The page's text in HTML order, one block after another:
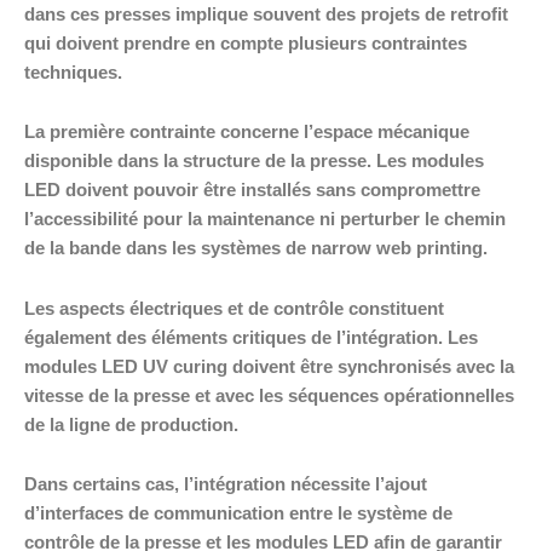
dans ces presses implique souvent des projets de retrofit
qui doivent prendre en compte plusieurs contraintes
techniques.
La première contrainte concerne l’espace mécanique
disponible dans la structure de la presse. Les modules
LED doivent pouvoir être installés sans compromettre
l’accessibilité pour la maintenance ni perturber le chemin
de la bande dans les systèmes de narrow web printing.
Les aspects électriques et de contrôle constituent
également des éléments critiques de l’intégration. Les
modules LED UV curing doivent être synchronisés avec la
vitesse de la presse et avec les séquences opérationnelles
de la ligne de production.
Dans certains cas, l’intégration nécessite l’ajout
d’interfaces de communication entre le système de
contrôle de la presse et les modules LED afin de garantir